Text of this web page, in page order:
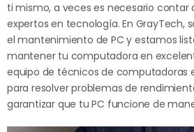
ti mismo, a veces es necesario contar
expertos en tecnología. En GrayTech,
el mantenimiento de PC y estamos
mantener tu computadora en
equipo de técnicos de computadoras
para resolver problemas de
garantizar que tu PC funcione de